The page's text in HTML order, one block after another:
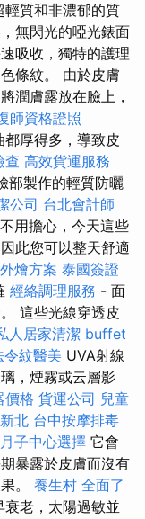
質和非濃郁的質
無閃光的啞光錶面
吸收，獨特的護理
條紋。 由於皮膚
潤膚露放在臉上，
師資格證照
厚得多，導致皮
查 高效貨運服務
部製作的輕質防曬
公司 台北會計師
不用擔心，今天這些
此您可以整天舒適
燴方案 泰國簽證
經絡調理服務 - 面
這些光線穿透皮
人居家清潔 buffet
令紋醫美 UVA射線
，煙霧或云層影
價格 貨運公司 兒童
北 台中按摩排毒
子中心選擇 它會
暴露於皮膚而沒有
。 養生村 全面了
老，太陽過敏並